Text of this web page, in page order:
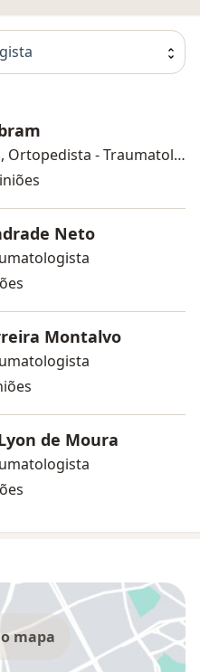
Cirurgião da mão, Ortopedista - Traumatologista
Neto
Montalvo
de Moura
mapa